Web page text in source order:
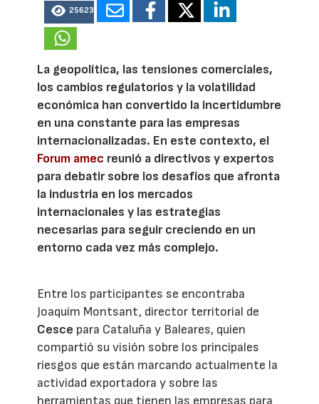
25623
La geopolítica, las tensiones comerciales,
los cambios regulatorios y la volatilidad
económica han convertido la incertidumbre
en una constante para las empresas
internacionalizadas. En este contexto, el
Forum amec reunió a directivos y expertos
para debatir sobre los desafíos que afronta
la industria en los mercados
internacionales y las estrategias
necesarias para seguir creciendo en un
entorno cada vez más complejo.
Entre los participantes se encontraba
Joaquim Montsant, director territorial de
Cesce para Cataluña y Baleares, quien
compartió su visión sobre los principales
riesgos que están marcando actualmente la
actividad exportadora y sobre las
herramientas que tienen las empresas para